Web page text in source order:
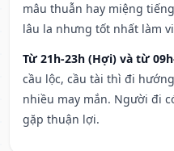
mâu thuẫn hay miệng
lâu la nhưng tốt nhất làm
Từ 21h-23h (Hợi) và từ
cầu lộc, cầu tài thì đi
nhiều may mắn. Người đi
gặp thuận lợi.